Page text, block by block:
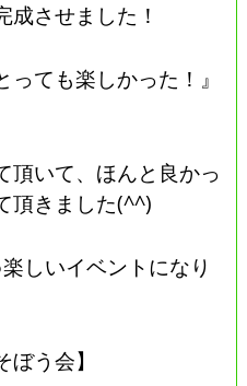
成させました！
ても楽しかった！』
頂いて、ほんと良かっ
頂きました(^^)
しいイベントになり
ぼう会】